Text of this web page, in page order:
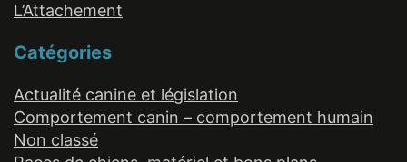
L’Attachement
Catégories
Actualité canine et législation
Comportement canin – comportement humain
Non classé